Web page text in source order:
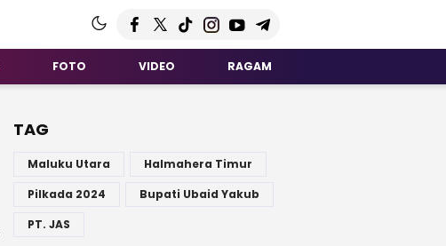
FOTO VIDEO RAGAM
TAG
Maluku Utara
Halmahera Timur
Pilkada 2024
Bupati Ubaid Yakub
PT. JAS